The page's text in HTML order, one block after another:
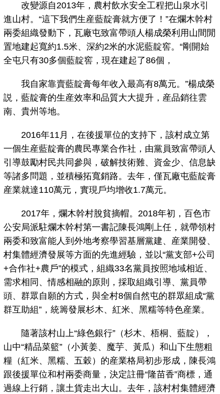
改變源自2013年，農村飲水安全工程把山泉水引
進山村。“這下我們生産藍靛膏就方便了！”在爛木幹村
兩委組織發動下，瓦廠屯致富帶頭人楊成榮利用山間閒
置地建起寬約1.5米、深約2米的水泥藍靛窖。“剛開始
全屯只有30多個藍靛窖，現在建起了86個，
我自家靠賣藍靛膏每年收入最高有8萬元。”楊成榮
説，藍靛膏的生産效率和品質大大提升，産品銷往雲
南、貴州等地。
2016年11月，在後援單位的支持下，該村成立第
一個生産藍靛膏的農民專業合作社，由黨員致富帶頭人
引導鼓勵村民共同參與，破解技術難、資金少、信息缺
等諸多問題，並積極拓寬銷路。去年，僅瓦廠屯藍靛膏
産業就達110萬元，實現戶均增收1.7萬元。
2017年，爛木幹村脫貧摘帽。2018年初，百色市
公安局派駐爛木幹村第一書記陳長鴻剛上任，就帶領村
兩委和致富能人到外地考察學習基層黨建、産業開發、
村集體經濟發展等方面的先進經驗，並以“黨支部+公司
+合作社+農戶”的模式，組織33名黨員按照地域相近、
需求相同、情感相融的原則，採取組織引導、黨員帶
頭、群眾自願的方式，與全村8個自然屯的群眾組成“黨
群互助組”，統籌發展杉木、紅米、黑糯等特色産業。
隨著該村山上“綠色銀行”（杉木、梧桐、藍靛），
山中“精品菜籃”（小黃姜、魔芋、黃瓜）和山下生態粗
糧（紅米、黑糯、五穀）的産業格局初步形成，陳長鴻
跟後援單位和村兩委商量，決定註冊“隆苗香”商標，通
過線上行銷，讓土貨走出大山。去年，該村村集體經濟